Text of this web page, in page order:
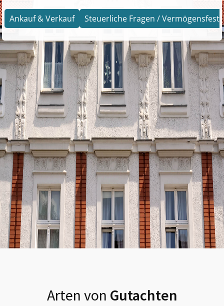
Ankauf & Verkauf Steuerliche Fragen /
Arten von Gutachten